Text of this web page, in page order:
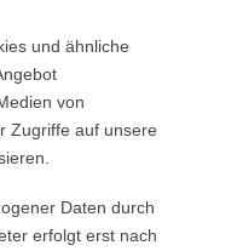
und ähnliche
von
Zugriffe auf unsere
Daten durch
erfolgt erst nach